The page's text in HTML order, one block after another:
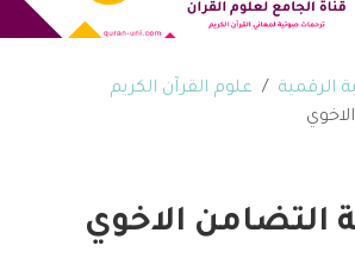
الرقمية
علوم القرآن الكريم
التضامن الاخوي